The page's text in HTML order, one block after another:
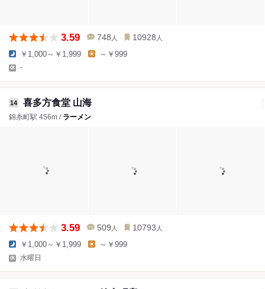
3.59 748 人 10928 人
￥1,000～￥1,999 ～￥999
-
14 喜多方食堂 山海
錦糸町駅 456m / ラーメン
3.59 509 人 10793 人
￥1,000～￥1,999 ～￥999
水曜日